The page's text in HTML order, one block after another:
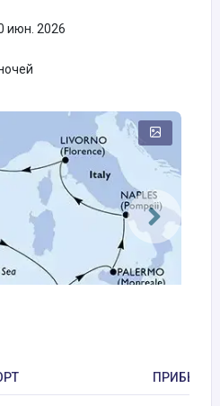
июн. 2026
ПРИБЫТИЕ